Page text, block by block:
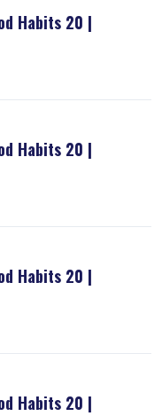
Habits 20 |
Habits 20 |
Habits 20 |
Habits 20 |